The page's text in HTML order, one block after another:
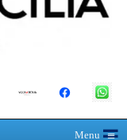
Menu≡